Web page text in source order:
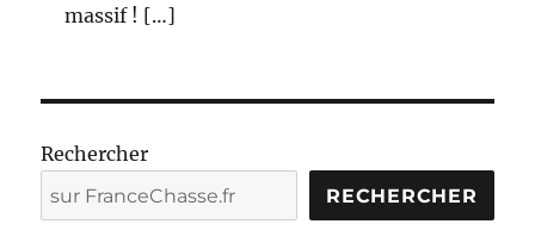
massif ! […]
Rechercher
RECHERCHER